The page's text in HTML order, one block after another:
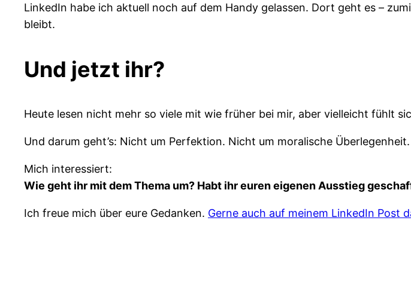
LinkedIn habe ich aktuell noch auf dem Handy gelassen. Dort geht es –
bleibt.
Und jetzt ihr?
Heute lesen nicht mehr so viele mit wie früher bei mir, aber vielleicht fühlt
Und darum geht’s: Nicht um Perfektion. Nicht um moralische
Mich interessiert:
Wie geht ihr mit dem Thema um? Habt ihr euren eigenen Ausstieg
Ich freue mich über eure Gedanken. Gerne auch auf meinem LinkedIn Post